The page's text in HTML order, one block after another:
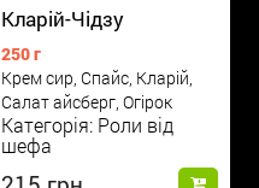
Кларій-Чідзу
250 г
Крем сир, Спайс, Кларій,
Салат айсберг, Огірок
Категорія: Роли від
шефа